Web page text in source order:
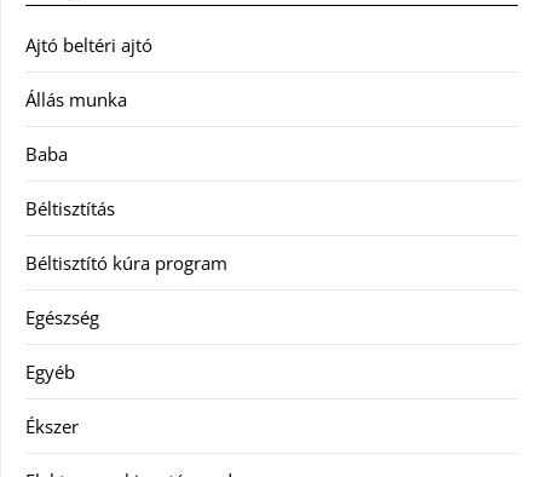
Ajtó beltéri ajtó
Állás munka
Baba
Béltisztítás
Béltisztító kúra program
Egészség
Egyéb
Ékszer